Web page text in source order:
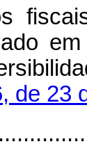
de 23